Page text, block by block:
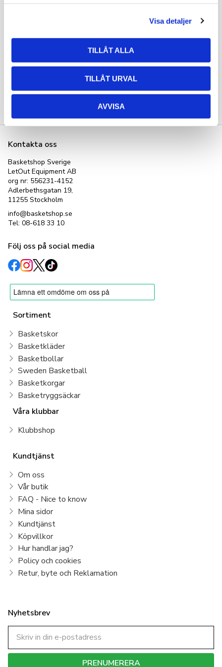
Visa detaljer
TILLÅT ALLA
TILLÅT URVAL
AVVISA
Du
Kontakta oss
Basketshop Sverige
LetOut Equipment AB
org nr: 556231-4152
Adlerbethsgatan 19,
11255 Stockholm
info@basketshop.se
Tel: 08-618 33 10
Följ oss på social media
Sortiment
Basketskor
Basketkläder
Basketbollar
Sweden Basketball
Basketkorgar
Basketryggsäckar
Våra klubbar
Klubbshop
Kundtjänst
Om oss
Vår butik
FAQ - Nice to know
Mina sidor
Kundtjänst
Köpvillkor
Hur handlar jag?
Policy och cookies
Retur, byte och Reklamation
Nyhetsbrev
PRENUMERERA